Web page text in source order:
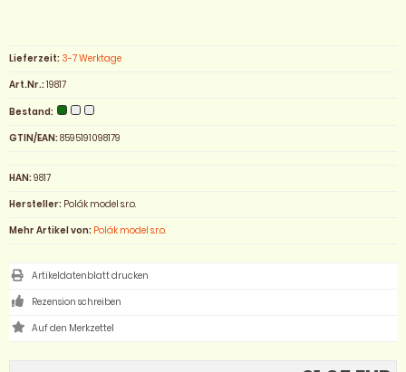
Lieferzeit: 3-7 Werktage
Art.Nr.:19817
Bestand:
GTIN/EAN:8595191098179
HAN:9817
Hersteller: Polák model s.r.o.
Mehr Artikel von: Polák model s.r.o.
Artikeldatenblatt drucken
Rezension schreiben